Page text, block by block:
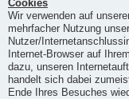
Cookies
Wir verwenden auf
mehrfacher Nutzung
Nutzer/
Internet-Browser auf
dazu, unseren
handelt sich dabei
Ende Ihres Besuches